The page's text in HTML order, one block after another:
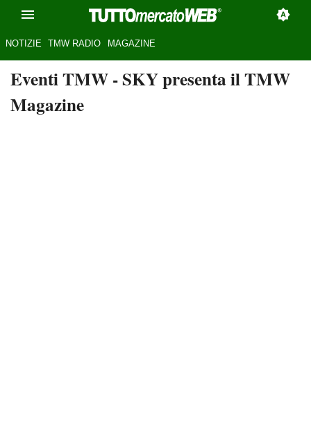
NOTIZIE TMW RADIO MAGAZINE
Eventi TMW- SKY presenta il TMW
Magazine